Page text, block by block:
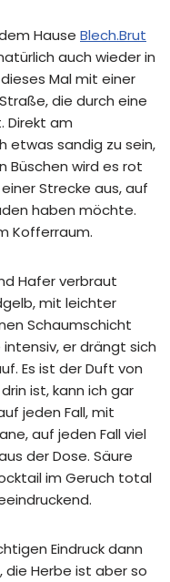
Hause Blech.Brut
auch wieder in
Mal mit einer
die durch eine
Direkt am
etwas sandig zu sein,
Büschen wird es rot
Strecke aus, auf
haben möchte.
Kofferraum.
Hafer verbraut
mit leichter
Schaumschicht
er drängt sich
Es ist der Duft von
ist, kann ich gar
jeden Fall, mit
auf jeden Fall viel
der Dose. Säure
im Geruch total
Eindruck dann
die Herbe ist aber so